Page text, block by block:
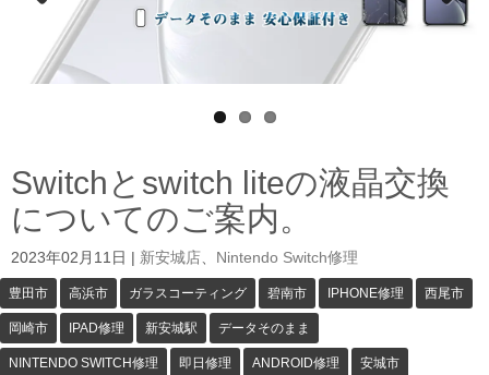
Next
Switchとswitch liteの液晶交換
についてのご案内。
2023年02月11日 新安城店 Nintendo Switch修理
豊田市 高浜市 ガラスコーティング 碧南市 IPHONE修理 西尾市
岡崎市 IPAD修理 新安城駅 データそのまま
NINTENDO SWITCH修理 即日修理 ANDROID修理 安城市